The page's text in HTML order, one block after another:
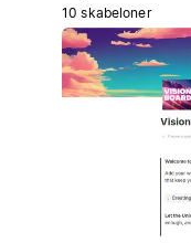
10 skabeloner